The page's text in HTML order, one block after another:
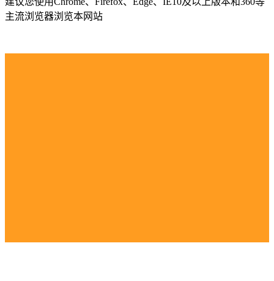
主流浏览器浏览本网站